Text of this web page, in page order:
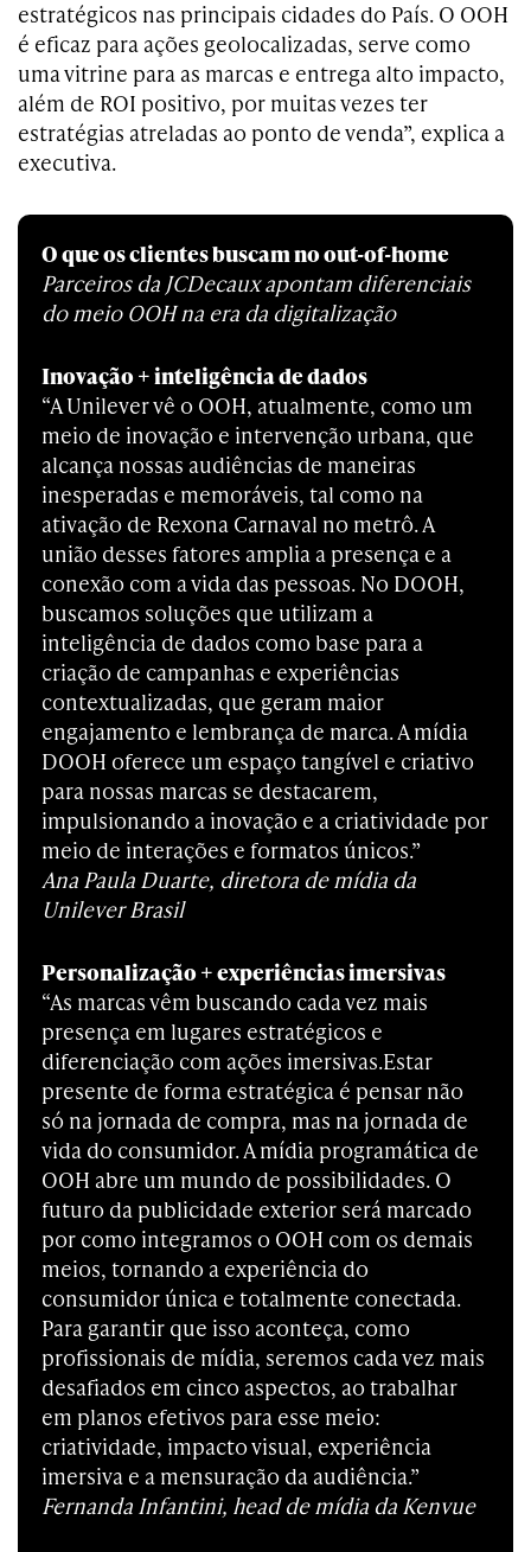
estratégicos nas principais cidades do País. O OOH
é eficaz para ações geolocalizadas, serve como
uma vitrine para as marcas e entrega alto impacto,
além de ROI positivo, por muitas vezes ter
estratégias atreladas ao ponto de venda”, explica a
executiva.
O que os clientes buscam no out-of-home
Parceiros da JCDecaux apontam diferenciais
do meio OOH na era da digitalização
Inovação + inteligência de dados
“A Unilever vê o OOH, atualmente, como um
meio de inovação e intervenção urbana, que
alcança nossas audiências de maneiras
inesperadas e memoráveis, tal como na
ativação de Rexona Carnaval no metrô. A
união desses fatores amplia a presença e a
conexão com a vida das pessoas. No DOOH,
buscamos soluções que utilizam a
inteligência de dados como base para a
criação de campanhas e experiências
contextualizadas, que geram maior
engajamento e lembrança de marca. A mídia
DOOH oferece um espaço tangível e criativo
para nossas marcas se destacarem,
impulsionando a inovação e a criatividade por
meio de interações e formatos únicos.”
Ana Paula Duarte, diretora de mídia da
Unilever Brasil
Personalização + experiências imersivas
“As marcas vêm buscando cada vez mais
presença em lugares estratégicos e
diferenciação com ações imersivas.Estar
presente de forma estratégica é pensar não
só na jornada de compra, mas na jornada de
vida do consumidor. A mídia programática de
OOH abre um mundo de possibilidades. O
futuro da publicidade exterior será marcado
por como integramos o OOH com os demais
meios, tornando a experiência do
consumidor única e totalmente conectada.
Para garantir que isso aconteça, como
profissionais de mídia, seremos cada vez mais
desafiados em cinco aspectos, ao trabalhar
em planos efetivos para esse meio:
criatividade, impacto visual, experiência
imersiva e a mensuração da audiência.”
Fernanda Infantini, head de mídia da Kenvue